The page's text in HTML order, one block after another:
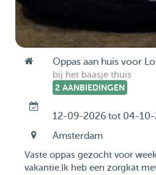
Oppas aan huis voor
bij het baasje thuis
2 AANBIEDINGEN
12-09-2026 tot 04-
Amsterdam
Vaste oppas gezocht voor
vakantie.Ik heb een zorgkat